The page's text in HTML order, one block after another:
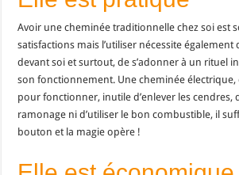
Avoir une cheminée traditionnelle chez soi est
satisfactions mais l’utiliser nécessite également
devant soi et surtout, de s’adonner à un rituel
son fonctionnement. Une cheminée électrique,
pour fonctionner, inutile d’enlever les cendres,
ramonage ni d’utiliser le bon combustible, il
bouton et la magie opère !